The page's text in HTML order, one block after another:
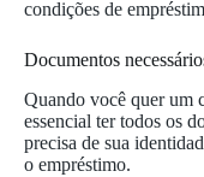
condições de
Documentos
Quando você quer um
essencial ter todos os
precisa de sua
o empréstimo.